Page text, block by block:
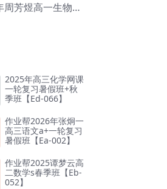
2026年周芳煜高一生物上学期网课教程【Ee-056】
2025年高三化学网课
一轮复习暑假班+秋
季班【Ed-066】
作业帮2026年张炯一
高三语文a+一轮复习
暑假班【Ea-002】
作业帮2025谭梦云高
二数学s春季班【Eb-
052】